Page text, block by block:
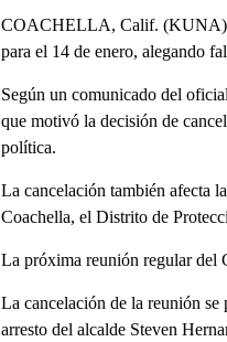
COACHELLA, Calif. (KUNA)
para el 14 de enero, alegando
Según un comunicado del
que motivó la decisión de
política.
La cancelación también afecta
Coachella, el Distrito de
La próxima reunión regular del
La cancelación de la reunión
arresto del alcalde Steven